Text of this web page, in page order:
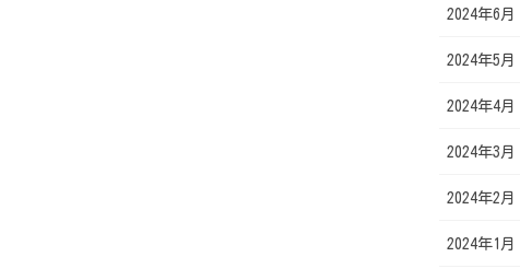
2024年6月
2024年5月
2024年4月
2024年3月
2024年2月
2024年1月